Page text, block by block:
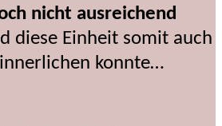
nicht ausreichend
diese Einheit somit auch
konnte…